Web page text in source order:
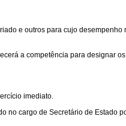
e outros para cujo desempenho
a competência para designar
imediato.
no cargo de Secretário de Estado